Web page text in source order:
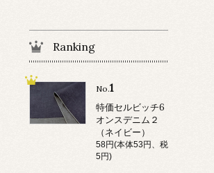
Ranking
No.1
特価セルビッチ6
オンスデニム２
（ネイビー）
58円(本体53円、税
5円)